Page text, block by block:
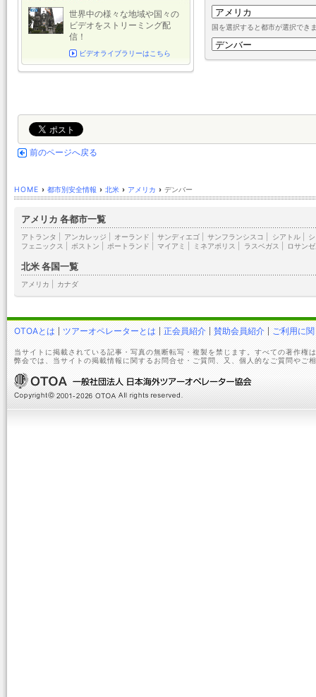
国を選択すると都市が選択でき
世界中の様々な地域や国々の
ビデオをストリーミング配
信！
ビデオライブラリーはこちら
前のページへ戻る
HOME › 都市別安全情報 › 北米 › アメリカ › デンバー
アメリカ 各都市一覧
アトランタ アンカレッジ オーランド サンディエゴ サンフランシスコ シアトル|
フェニックス
ボストン ポートランド マイアミ ミネアポリス ラスベガス ロサン
北米 各国一覧
アメリカ カナダ
OTOAとは ツアーオペレーターとは 正会員紹介 賛助会員紹介 ご利用に
当サイトに掲載されている記事・写真の無断転写・複製を禁じます。すべての著作権
弊会では、当サイトの掲載情報に関するお問合せ・ご質問、又、個人的なご質問やご